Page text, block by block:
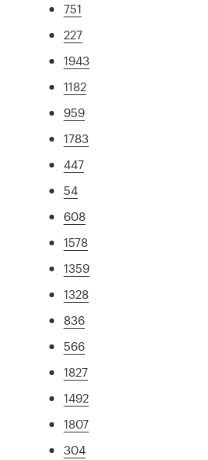
751
227
1943
1182
959
1783
447
54
608
1578
1359
1328
836
566
1827
1492
1807
304